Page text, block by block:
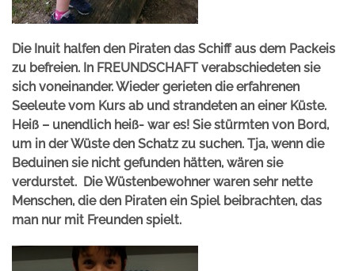
Die Inuit halfen den Piraten das Schiff aus dem Packeis
zu befreien. In FREUNDSCHAFT verabschiedeten sie
sich voneinander. Wieder gerieten die erfahrenen
Seeleute vom Kurs ab und strandeten an einer Küste.
Heiß – unendlich heiß- war es! Sie stürmten von Bord,
um in der Wüste den Schatz zu suchen. Tja, wenn die
Beduinen sie nicht gefunden hätten, wären sie
verdurstet. Die Wüstenbewohner waren sehr nette
Menschen, die den Piraten ein Spiel beibrachten, das
man nur mit Freunden spielt.